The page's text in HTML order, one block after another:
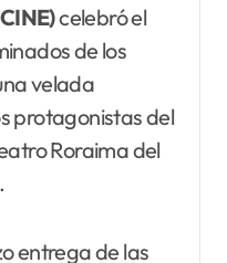
celebró el
de los
velada
protagonistas del
Roraima del
entrega de las